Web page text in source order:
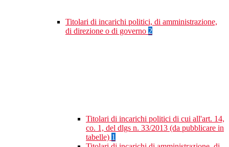
Titolari di incarichi politici, di amministrazione,
di direzione o di governo 2
Titolari di incarichi politici di cui all'art. 14,
co. 1, del dlgs n. 33/2013 (da pubblicare in
tabelle) 1